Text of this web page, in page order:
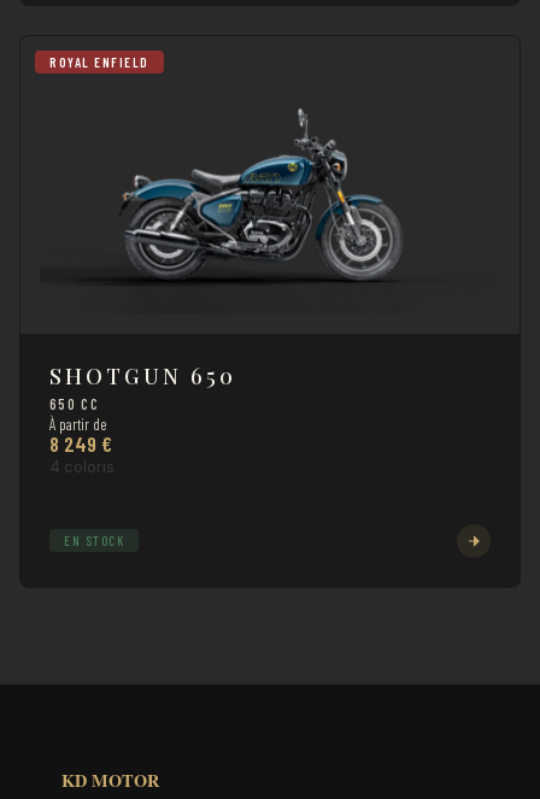
ROYAL ENFIELD
SHOTGUN 650
650 CC
À partir de
8 249 €
4 coloris
EN STOCK